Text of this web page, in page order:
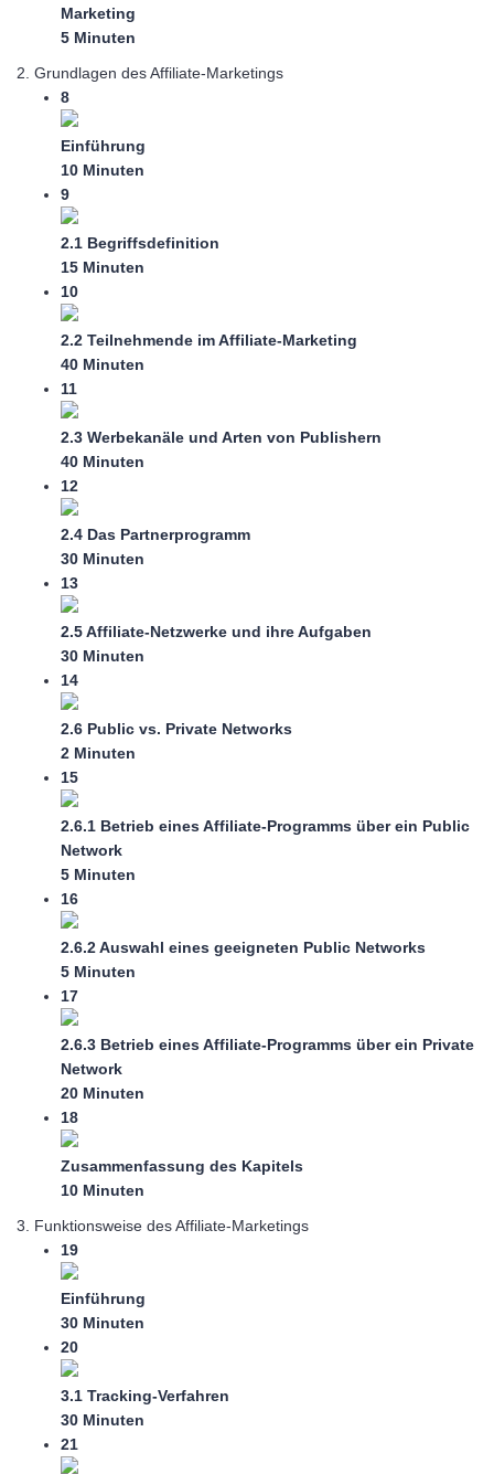
Marketing
5 Minuten
2. Grundlagen des Affiliate-Marketings
8
Einführung
10 Minuten
9
2.1 Begriffsdefinition
15 Minuten
10
2.2 Teilnehmende im Affiliate-Marketing
40 Minuten
11
2.3 Werbekanäle und Arten von Publishern
40 Minuten
12
2.4 Das Partnerprogramm
30 Minuten
13
2.5 Affiliate-Netzwerke und ihre Aufgaben
30 Minuten
14
2.6 Public vs. Private Networks
2 Minuten
15
2.6.1 Betrieb eines Affiliate-Programms über ein Public
Network
5 Minuten
16
2.6.2 Auswahl eines geeigneten Public Networks
5 Minuten
17
2.6.3 Betrieb eines Affiliate-Programms über ein Private
Network
20 Minuten
18
Zusammenfassung des Kapitels
10 Minuten
3. Funktionsweise des Affiliate-Marketings
19
Einführung
30 Minuten
20
3.1 Tracking-Verfahren
30 Minuten
21